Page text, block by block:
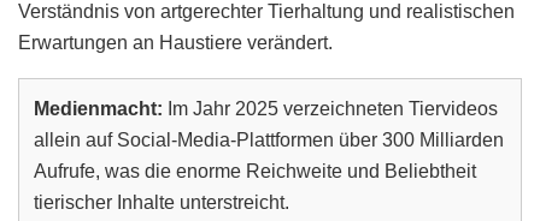
Verständnis von artgerechter Tierhaltung und realistischen
Erwartungen an Haustiere verändert.
Medienmacht: Im Jahr 2025 verzeichneten Tiervideos
allein auf Social-Media-Plattformen über 300 Milliarden
Aufrufe, was die enorme Reichweite und Beliebtheit
tierischer Inhalte unterstreicht.